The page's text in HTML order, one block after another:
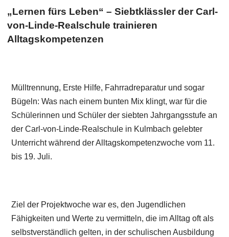
„Lernen fürs Leben“ – Siebtklässler der Carl-
von-Linde-Realschule trainieren
Alltagskompetenzen
Mülltrennung, Erste Hilfe, Fahrradreparatur und sogar
Bügeln: Was nach einem bunten Mix klingt, war für die
Schülerinnen und Schüler der siebten Jahrgangsstufe an
der Carl-von-Linde-Realschule in Kulmbach gelebter
Unterricht während der Alltagskompetenzwoche vom 11.
bis 19. Juli.
Ziel der Projektwoche war es, den Jugendlichen
Fähigkeiten und Werte zu vermitteln, die im Alltag oft als
selbstverständlich gelten, in der schulischen Ausbildung